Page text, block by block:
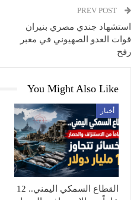
استشهاد جندي مصري بنيران
قوات العدو الصهيوني في معبر
رفح
You Might Also Like
أخبار
القطاع السمكي اليمني.. 12